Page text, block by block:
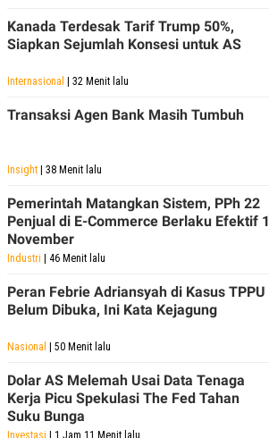
Kanada Terdesak Tarif Trump 50%,
Siapkan Sejumlah Konsesi untuk AS
Internasional | 32 Menit lalu
Transaksi Agen Bank Masih Tumbuh
Insight | 38 Menit lalu
Pemerintah Matangkan Sistem, PPh 22
Penjual di E-Commerce Berlaku Efektif 1
November
Industri | 46 Menit lalu
Peran Febrie Adriansyah di Kasus TPPU
Belum Dibuka, Ini Kata Kejagung
Nasional | 50 Menit lalu
Dolar AS Melemah Usai Data Tenaga
Kerja Picu Spekulasi The Fed Tahan
Suku Bunga
Investasi | 1 Jam 11 Menit lalu